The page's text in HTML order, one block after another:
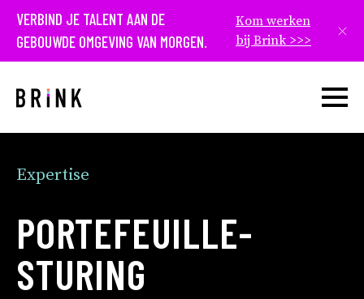
VERBIND JE TALENT AAN DE
GEBOUWDE OMGEVING VAN MORGEN.
Kom werken
bij Brink >>>
Open
Expertise
PORTEFEUILLE­
STURING